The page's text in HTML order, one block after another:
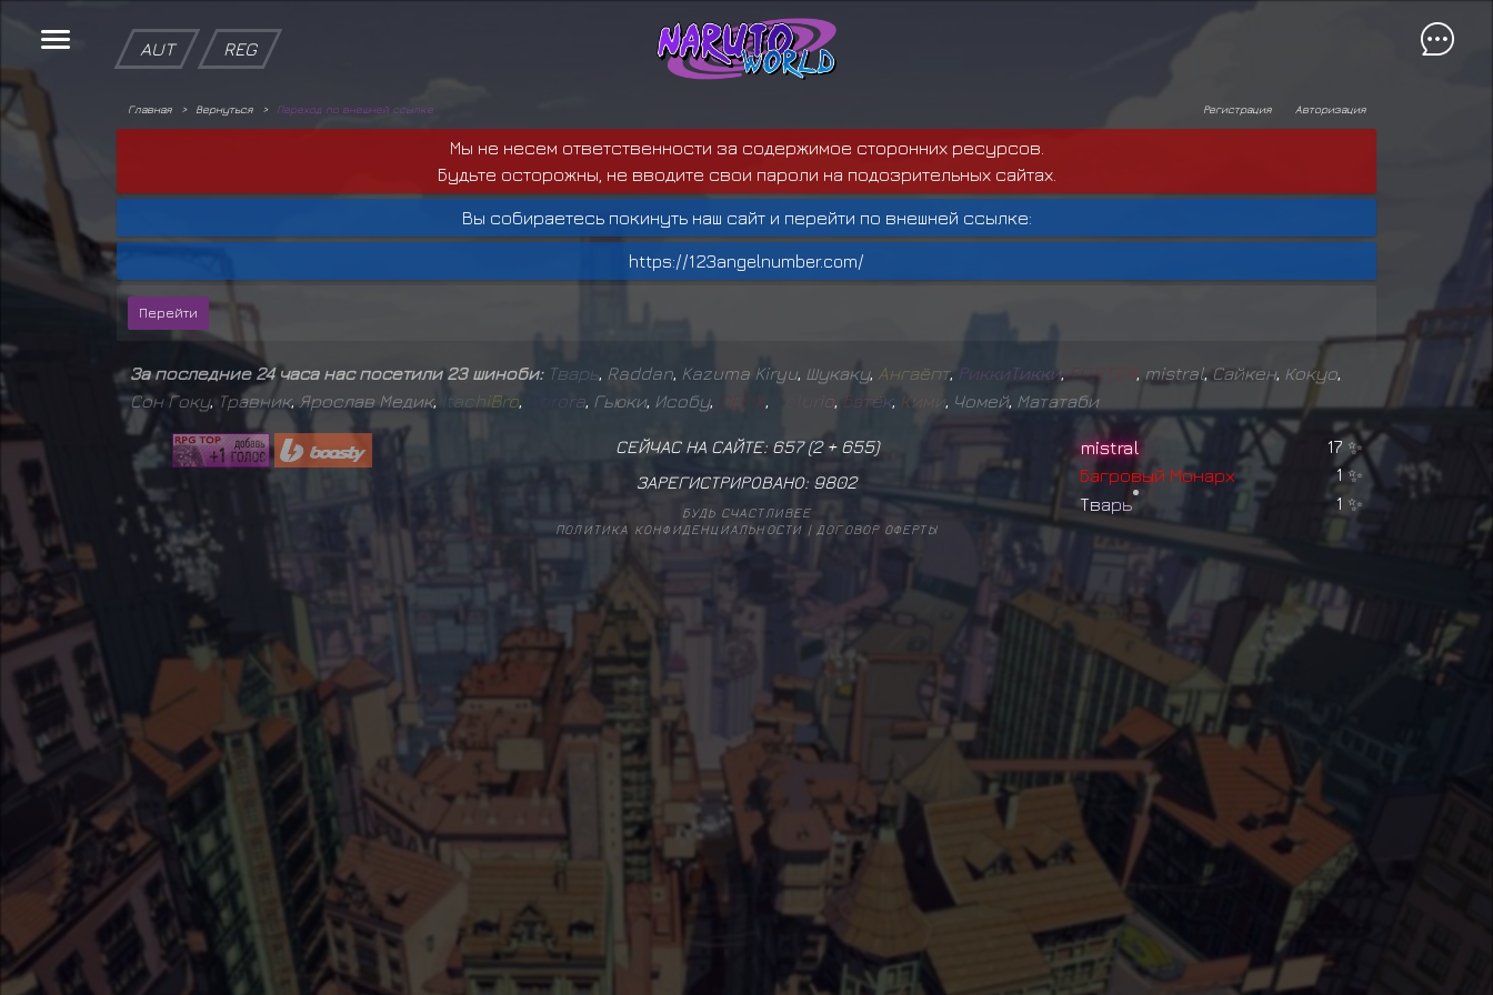
AUT REG
Главная Вернуться Переход по внешней ссылке Авторизация
Регистрация
Мы не несем ответственности за содержимое сторонних ресурсов.
Будьте осторожны, не вводите свои пароли на подозрительных сайтах.
Вы собираетесь покинуть наш сайт и перейти по внешней ссылке:
https://123angelnumber.com/
За последние 24 часа нас посетили 23 шиноби: Тварь Raddan Kazuma Kiryu Шукаку, Ангаёпт, РиккиТикки, FOS TER, mistral ,Сайкен Кокуо
Сон Гоку, Травник, Ярослав Медик, ItachiBro r ora Гьюки, Исобу, EFIX, r io Батёк, Ки Чомей, Мататаби
СЕЙЧАС НА САЙТЕ: 657 (2+ 655)
ЗАРЕГИСТРИРОВАНО: 9802
БУДЬ СЧАСТЛИВЕЕ
ПОЛИТИКА КОНФИДЕНЦИАЛЬНОСТИ |ДОГОВОР ОФЕРТЫ
mistral 17 ✨
Багровый Монарх 1✨
Тварь 1 ✨